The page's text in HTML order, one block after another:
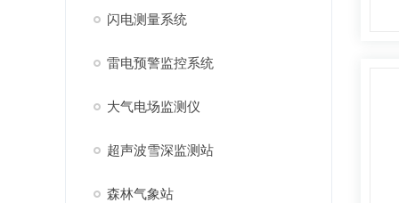
闪电测量系统
雷电预警监控系统
大气电场监测仪
超声波雪深监测站
森林气象站